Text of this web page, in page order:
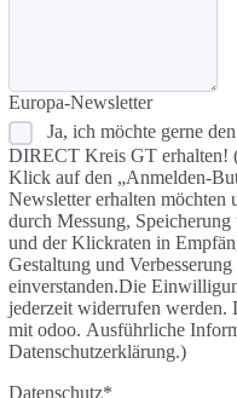
Europa-Newsletter
DIRECT Kreis GT erhalten!
Klick auf den „Anmelden-
Newsletter erhalten möchten
durch Messung,
und der Klickraten in
Gestaltung und
einverstanden.Die
jederzeit widerrufen werden.
mit odoo. Ausführliche
Datenschutzerklärung.)
Datenschutz*